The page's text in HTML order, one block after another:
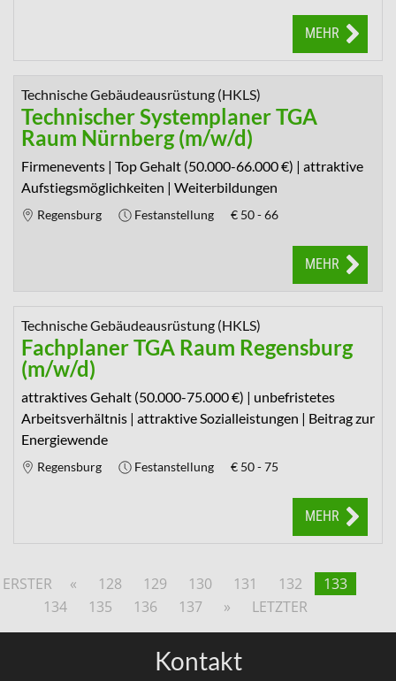
MEHR
Technische Gebäudeausrüstung (HKLS)
Technischer Systemplaner TGA
Raum Nürnberg (m/w/d)
Firmenevents | Top Gehalt (50.000-66.000 €) | attraktive
Aufstiegsmöglichkeiten | Weiterbildungen
Regensburg Festanstellung € 50 - 66
MEHR
Technische Gebäudeausrüstung (HKLS)
Fachplaner TGA Raum Regensburg
(m/w/d)
attraktives Gehalt (50.000-75.000 €) | unbefristetes
Arbeitsverhältnis | attraktive Sozialleistungen | Beitrag zur
Energiewende
Regensburg Festanstellung € 50 - 75
MEHR
ERSTER « 128 129 130 131 132
133
134
135 136 137 » LETZTER
Kontakt